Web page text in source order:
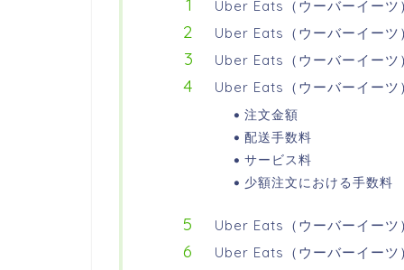
Uber Eats（ウーバーイーツ
Uber Eats（ウーバーイー
Uber Eats（ウーバーイー
Uber Eats（ウーバーイーツ
注文金額
配送手数料
サービス料
少額注文における手数料
Uber Eats（ウーバーイー
Uber Eats（ウーバーイーツ